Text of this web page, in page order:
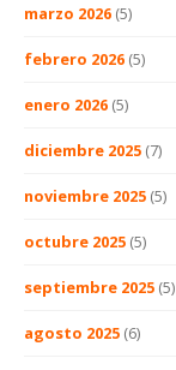
marzo 2026 (5)
febrero 2026 (5)
enero 2026 (5)
diciembre 2025 (7)
noviembre 2025 (5)
octubre 2025 (5)
septiembre 2025 (5)
agosto 2025 (6)